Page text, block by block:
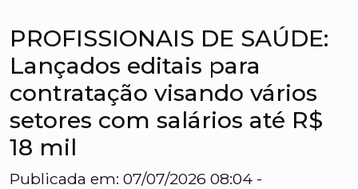
PROFISSIONAIS DE SAÚDE:
Lançados editais para
contratação visando vários
setores com salários até R$
18 mil
Publicada em: 07/07/2026 08:04 -